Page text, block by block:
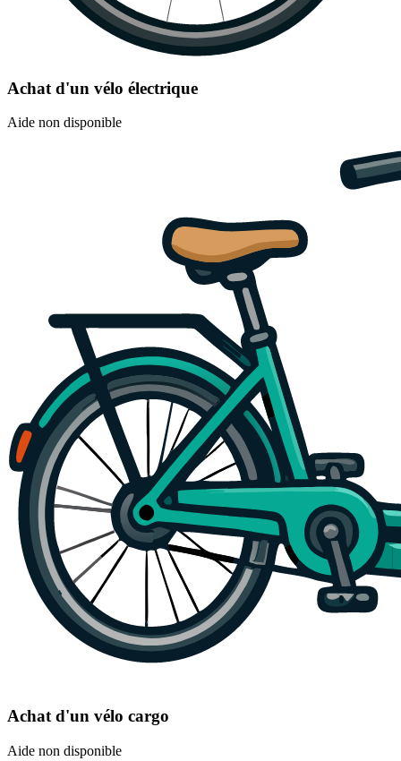
Achat d'un vélo électrique
Aide non disponible
Achat d'un vélo cargo
Aide non disponible